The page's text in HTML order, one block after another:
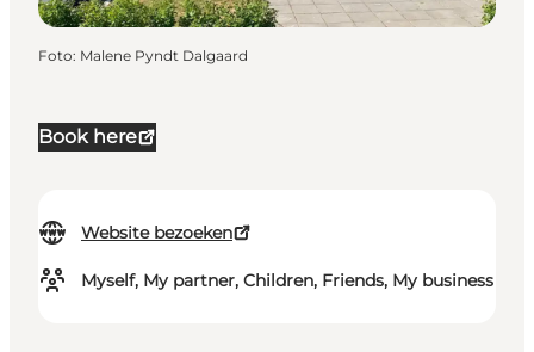
Book here
Website bezoeken
Myself, My partner, Children, Friends, My business
Foto: Malene Pyndt Dalgaard